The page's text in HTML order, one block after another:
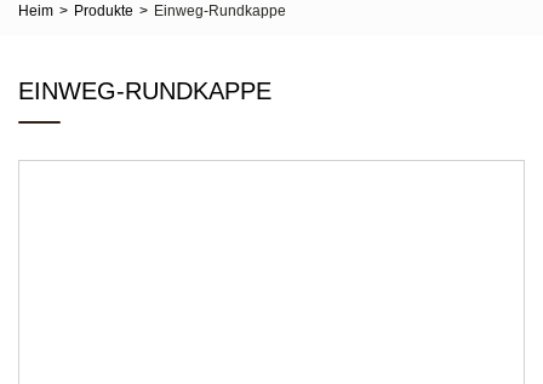
Heim > Produkte > Einweg-Rundkappe
EINWEG-RUNDKAPPE